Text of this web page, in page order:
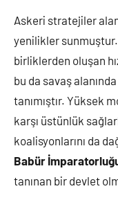
Askeri stratejiler
yenilikler
birliklerden oluşan
bu da savaş
tanımıştır. Yüksek
karşı üstünlük
koalisyonlarını da
Babür
tanınan bir devlet